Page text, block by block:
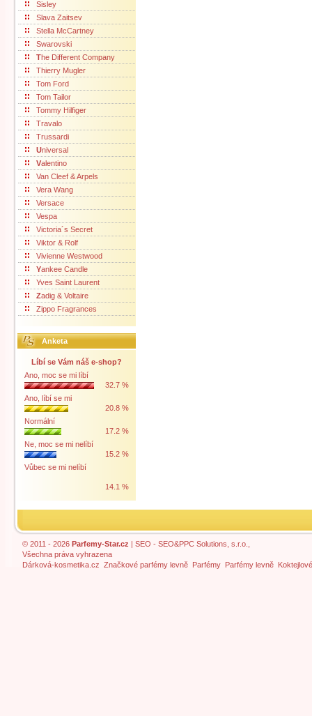
Sisley
Slava Zaitsev
Stella McCartney
Swarovski
The Different Company
Thierry Mugler
Tom Ford
Tom Tailor
Tommy Hilfiger
Travalo
Trussardi
Universal
Valentino
Van Cleef & Arpels
Vera Wang
Versace
Vespa
Victoria´s Secret
Viktor & Rolf
Vivienne Westwood
Yankee Candle
Yves Saint Laurent
Zadig & Voltaire
Zippo Fragrances
Anketa
Líbí se Vám náš e-shop?
Ano, moc se mi líbí
32.7 %
Ano, líbí se mi
20.8 %
Normální
17.2 %
Ne, moc se mi nelíbí
15.2 %
Vůbec se mi nelíbí
14.1 %
© 2011 - 2026 Parfemy-Star.cz | SEO - SEO&PPC Solutions, s.r.o.,
Všechna práva vyhrazena
Dárková-kosmetika.cz Značkové parfémy levně Parfémy Parfémy levně